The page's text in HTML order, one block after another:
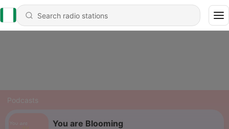
Podcasts
You are Blooming